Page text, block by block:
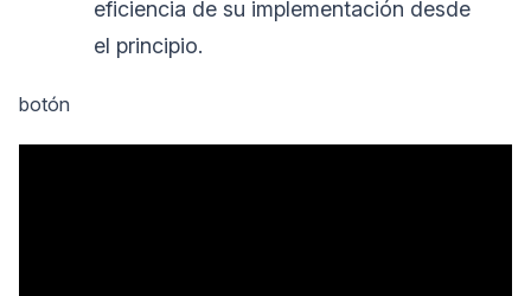
eficiencia de su implementación desde
el principio.
botón